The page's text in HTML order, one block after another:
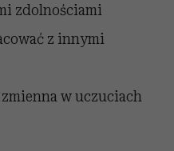
zdolnościami
z innymi
w uczuciach